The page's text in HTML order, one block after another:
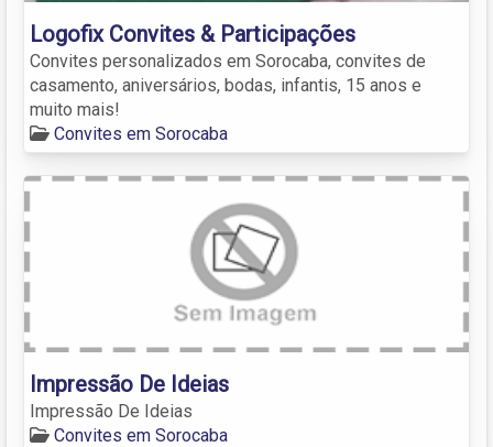
Logofix Convites & Participações
Convites personalizados em Sorocaba, convites de
casamento, aniversários, bodas, infantis, 15 anos e
muito mais!
Convites em Sorocaba
Impressão De Ideias
Impressão De Ideias
Convites em Sorocaba